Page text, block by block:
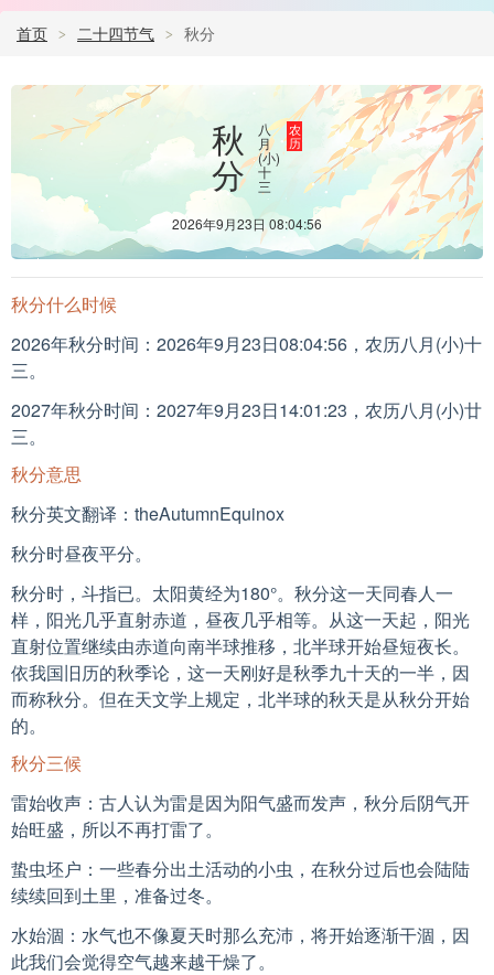
首页 二十四节气 秋分
秋
分
八
月
(小)
十
三
农
历
2026年9月23日 08:04:56
秋分什么时候
2026年秋分时间：2026年9月23日08:04:56，农历八月(小)十
三。
2027年秋分时间：2027年9月23日14:01:23，农历八月(小)廿
三。
秋分意思
秋分英文翻译：theAutumnEquinox
秋分时昼夜平分。
秋分时，斗指已。太阳黄经为180°。秋分这一天同春人一
样，阳光几乎直射赤道，昼夜几乎相等。从这一天起，阳光
直射位置继续由赤道向南半球推移，北半球开始昼短夜长。
依我国旧历的秋季论，这一天刚好是秋季九十天的一半，因
而称秋分。但在天文学上规定，北半球的秋天是从秋分开始
的。
秋分三候
雷始收声：古人认为雷是因为阳气盛而发声，秋分后阴气开
始旺盛，所以不再打雷了。
蛰虫坯户：一些春分出土活动的小虫，在秋分过后也会陆陆
续续回到土里，准备过冬。
水始涸：水气也不像夏天时那么充沛，将开始逐渐干涸，因
此我们会觉得空气越来越干燥了。